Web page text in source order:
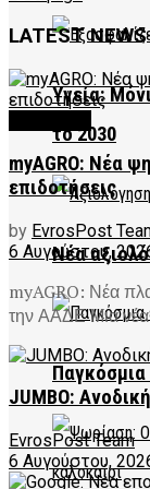
Υγεία:
το 2030
Νέα
LATEST NEWS
myAGRO: Νέα
επιδοτήσεις
by EvrosPost
6 Αυγούστου,
myAGRO: Νέα
την ΑΑΔΕ Μια νέα
JUMBO:
EvrosPost Team
6 Αυγούστου,